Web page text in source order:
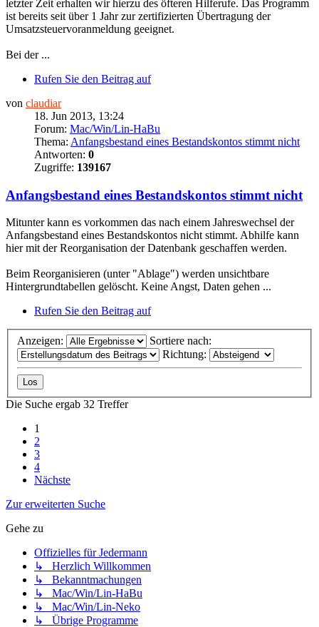
letzter Zeit erhalten wir hierzu des öfteren Hilferufe. Das Programm
ist bereits seit über 1 Jahr zur zertifizierten Übertragung der
Umsatzsteuervoranmeldung geeignet.
Bei der ...
Rufen Sie den Beitrag auf
von claudiar
18. Jun 2013, 13:24
Forum: Mac/Win/Lin-HaBu
Thema: Anfangsbestand eines Bestandskontos stimmt nicht
Antworten: 0
Zugriffe: 139167
Anfangsbestand eines Bestandskontos stimmt nicht
Mitunter kann es vorkommen das nach einem Jahreswechsel der
Anfangsbestand eines Bestandskontos nicht stimmt. Abhilfe kann
hier mit der Reorganisation der Datenbank geschaffen werden.
Beim Reorganisieren (unter "Ablage") werden unsichtbare
Hintergrundtabellen gelöscht. Keine Angst, Daten gehen ...
Rufen Sie den Beitrag auf
Anzeigen:
Sortiere nach:
Richtung:
Die Suche ergab 32 Treffer
1
2
3
4
Nächste
Zur erweiterten Suche
Gehe zu
Offizielles für Jedermann
↳ Herzlich Willkommen
↳ Bekanntmachungen
↳ Mac/Win/Lin-HaBu
↳ Mac/Win/Lin-Neko
↳ Übrige Programme